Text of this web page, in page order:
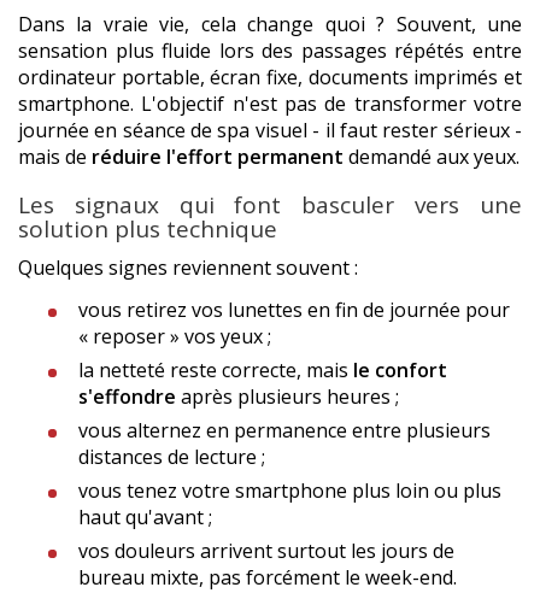
Dans la vraie vie, cela change quoi ? Souvent, une
sensation plus fluide lors des passages répétés entre
ordinateur portable, écran fixe, documents imprimés et
smartphone. L'objectif n'est pas de transformer votre
journée en séance de spa visuel - il faut rester sérieux -
mais de réduire l'effort permanent demandé aux yeux.
Les signaux qui font basculer vers une
solution plus technique
Quelques signes reviennent souvent :
vous retirez vos lunettes en fin de journée pour
« reposer » vos yeux ;
la netteté reste correcte, mais le confort
s'effondre après plusieurs heures ;
vous alternez en permanence entre plusieurs
distances de lecture ;
vous tenez votre smartphone plus loin ou plus
haut qu'avant ;
vos douleurs arrivent surtout les jours de
bureau mixte, pas forcément le week-end.